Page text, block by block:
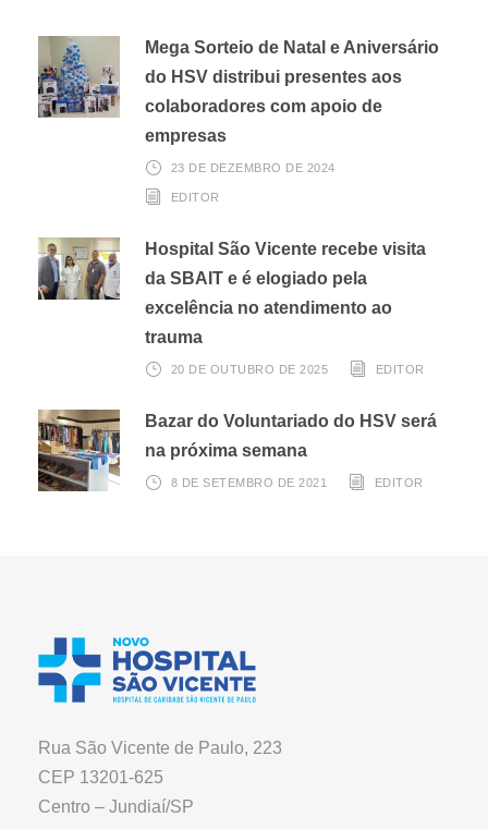
Mega Sorteio de Natal e Aniversário
do HSV distribui presentes aos
colaboradores com apoio de
empresas
23 DE DEZEMBRO DE 2024
EDITOR
Hospital São Vicente recebe visita
da SBAIT e é elogiado pela
excelência no atendimento ao
trauma
20 DE OUTUBRO DE 2025 EDITOR
Bazar do Voluntariado do HSV será
na próxima semana
8 DE SETEMBRO DE 2021 EDITOR
Rua São Vicente de Paulo, 223
CEP 13201-625
Centro – Jundiaí/SP